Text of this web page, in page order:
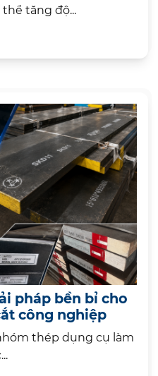
tăng độ...
pháp bền bỉ cho
công nghiệp
thép dụng cụ làm